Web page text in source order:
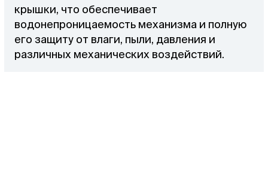
крышки, что обеспечивает
водонепроницаемость механизма и полную
его защиту от влаги, пыли, давления и
различных механических воздействий.